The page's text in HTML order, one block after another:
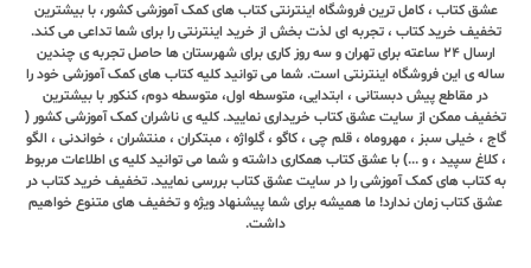
عشق کتاب ، کامل ترین فروشگاه اینترنتی کتاب های کمک آموزشی کشور، با بیشترین
تخفیف خرید کتاب ، تجربه ای لذت بخش از خرید اینترنتی را برای شما تداعی می کند.
ارسال ٢٤ ساعته برای تهران و سه روز کاری برای شهرستان ها حاصل تجربه ی چندین
ساله ی این فروشگاه اینترنتی است. شما می توانید کلیه کتاب های کمک آموزشی خود را
در مقاطع پیش دبستانی ، ابتدایی، متوسطه اول، متوسطه دوم، کنکور با بیشترین
تخفیف ممکن از سایت عشق کتاب خریداری نمایید. کلیه ی ناشران کمک آموزشی کشور (
گاج ، خیلی سبز ، مهروماه ، قلم چی ، کاگو ، گلواژه ، مبتکران ، منتشران ، خواندنی ، الگو
، کلاغ سپید ، و ...) با عشق کتاب همکاری داشته و شما می توانید کلیه ی اطلاعات مربوط
به کتاب های کمک آموزشی را در سایت عشق کتاب بررسی نمایید. تخفیف خرید کتاب در
عشق کتاب زمان ندارد! ما همیشه برای شما پیشنهاد ویژه و تخفیف های متنوع خواهیم
داشت.